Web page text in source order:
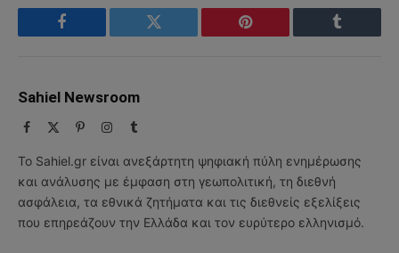
Facebook Twitter Pinterest Tumblr
Sahiel Newsroom
Facebook PinterestInstagram
Tumblr
Το Sahiel.gr είναι ανεξάρτητη ψηφιακή πύλη ενημέρωσης
και ανάλυσης με έμφαση στη γεωπολιτική, τη διεθνή
ασφάλεια, τα εθνικά ζητήματα και τις διεθνείς εξελίξεις
που επηρεάζουν την Ελλάδα και τον ευρύτερο ελληνισμό.